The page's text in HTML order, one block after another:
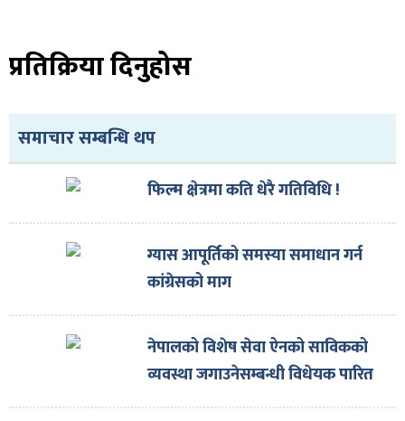
प्रतिक्रिया दिनुहोस
समाचार सम्बन्धि थप
फिल्म क्षेत्रमा कति धेरै गतिविधि !
ग्यास आपूर्तिको समस्या समाधान गर्न
कांग्रेसको माग
नेपालको विशेष सेवा ऐनको साविकको
व्यवस्था जगाउनेसम्बन्धी विधेयक पारित